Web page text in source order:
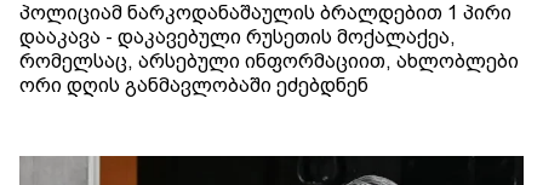
პოლიციამ ნარკოდანაშაულის ბრალდებით 1 პირი
დააკავა - დაკავებული რუსეთის მოქალაქეა,
რომელსაც, არსებული ინფორმაციით, ახლობლები
ორი დღის განმავლობაში ეძებდნენ